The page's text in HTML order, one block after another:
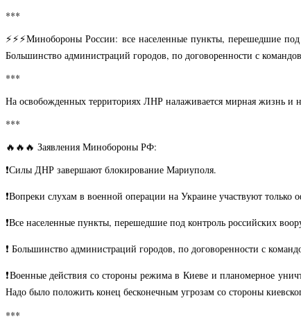
***
⚡️⚡️⚡️Минобороны России: все населенные пункты, перешедшие
Большинство администраций городов, по договоренности с
***
На освобожденных территориях ЛНР налаживается мирная жизнь и
***
🔥🔥🔥 Заявления Минобороны РФ:
❗️Силы ДНР завершают блокирование Мариуполя.
❗️Вопреки слухам в военной операции на Украине участвуют только
❗️Все населенные пункты, перешедшие под контроль российских
❗️ Большинство администраций городов, по договоренности с
❗️Военные действия со стороны режима в Киеве и планомерное
Надо было положить конец бесконечным угрозам со стороны
***